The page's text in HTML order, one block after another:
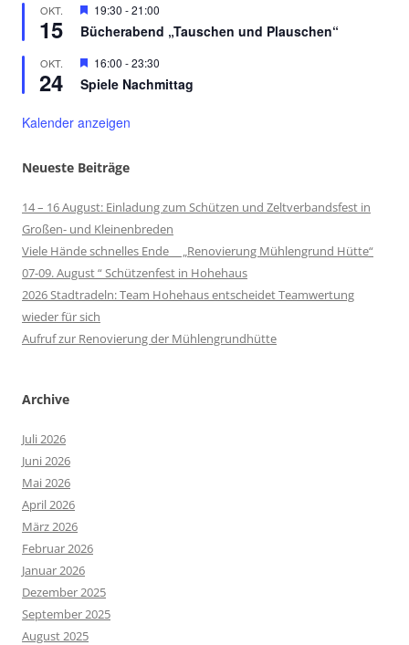
OKT.
15
Hervorgehoben
19:30 -21:00
Bücherabend „Tauschen und Plauschen“
OKT.
24
Hervorgehoben
16:00 -23:30
Spiele Nachmittag
Kalender anzeigen
Neueste Beiträge
14 – 16 August: Einladung zum Schützen und Zeltverbandsfest in
Großen- und Kleinenbreden
Viele Hände schnelles Ende „Renovierung Mühlengrund Hütte“
07-09. August “ Schützenfest in Hohehaus
2026 Stadtradeln: Team Hohehaus entscheidet Teamwertung
wieder für sich
Aufruf zur Renovierung der Mühlengrundhütte
Archive
Juli 2026
Juni 2026
Mai 2026
April 2026
März 2026
Februar 2026
Januar 2026
Dezember 2025
September 2025
August 2025